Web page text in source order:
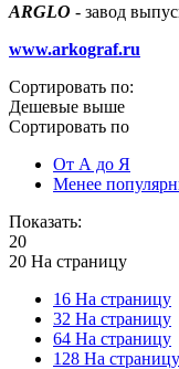
ARGLO - завод
www.arkograf.ru
Сортировать по:
Дешевые выше
Сортировать по
От А до Я
Менее
Показать:
20
20 На страницу
16 На страницу
32 На страницу
64 На страницу
128 На страницу